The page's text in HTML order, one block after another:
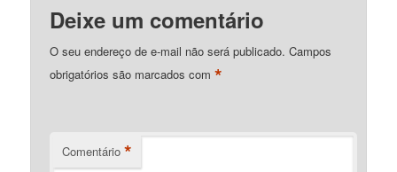
Deixe um comentário
O seu endereço de e-mail não será publicado. Campos
obrigatórios são marcados com*
Comentário *